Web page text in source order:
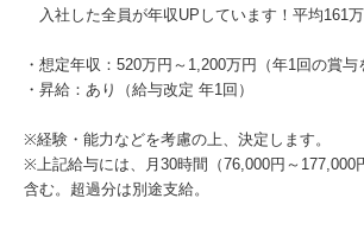
入社した全員が年収UPしています！平均161万
・想定年収：520万円～1,200万円（年1回の賞与
・昇給：あり（給与改定 年1回）
※経験・能力などを考慮の上、決定します。
※上記給与には、月30時間（76,000円～177,000
含む。超過分は別途支給。